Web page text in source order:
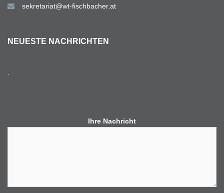
sekretariat@wt-fischbacher.at
NEUESTE NACHRICHTEN
Ihre Nachricht